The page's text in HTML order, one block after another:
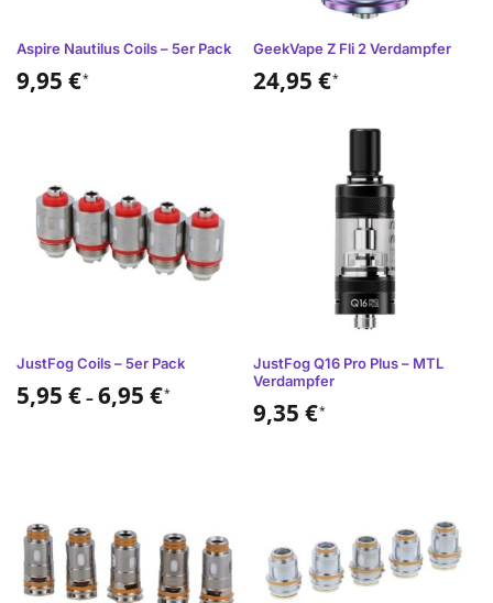
Aspire Nautilus Coils – 5er Pack
9,95 €*
GeekVape Z Fli 2 Verdampfer
24,95 €*
JustFog Coils – 5er Pack
5,95 € – 6,95 €*
JustFog Q16 Pro Plus – MTL
Verdampfer
9,35 €*